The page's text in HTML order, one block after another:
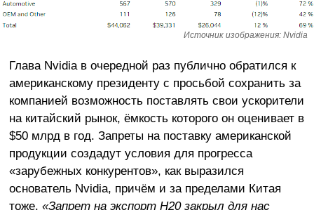
Источник изображения: Nvidia
Глава Nvidia в очередной раз публично обратился к
американскому президенту с просьбой сохранить за
компанией возможность поставлять свои ускорители
на китайский рынок, ёмкость которого он оценивает в
$50 млрд в год. Запреты на поставку американской
продукции создадут условия для прогресса
«зарубежных конкурентов», как выразился
основатель Nvidia, причём и за пределами Китая
тоже. «Запрет на экспорт H20 закрыл для нас